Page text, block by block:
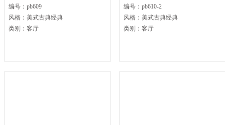
编号： pb609
风格： 美式古典经典
类别： 客厅
编号： pb610-2
风格： 美式古典经典
类别： 客厅